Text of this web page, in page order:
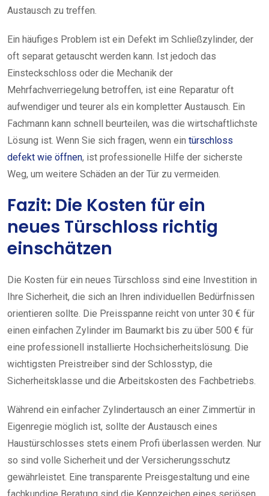
Austausch zu treffen.
Ein häufiges Problem ist ein Defekt im Schließzylinder, der
oft separat getauscht werden kann. Ist jedoch das
Einsteckschloss oder die Mechanik der
Mehrfachverriegelung betroffen, ist eine Reparatur oft
aufwendiger und teurer als ein kompletter Austausch. Ein
Fachmann kann schnell beurteilen, was die wirtschaftlichste
Lösung ist. Wenn Sie sich fragen, wenn ein türschloss
defekt wie öffnen, ist professionelle Hilfe der sicherste
Weg, um weitere Schäden an der Tür zu vermeiden.
Fazit: Die Kosten für ein
neues Türschloss richtig
einschätzen
Die Kosten für ein neues Türschloss sind eine Investition in
Ihre Sicherheit, die sich an Ihren individuellen Bedürfnissen
orientieren sollte. Die Preisspanne reicht von unter 30 € für
einen einfachen Zylinder im Baumarkt bis zu über 500 € für
eine professionell installierte Hochsicherheitslösung. Die
wichtigsten Preistreiber sind der Schlosstyp, die
Sicherheitsklasse und die Arbeitskosten des Fachbetriebs.
Während ein einfacher Zylindertausch an einer Zimmertür in
Eigenregie möglich ist, sollte der Austausch eines
Haustürschlosses stets einem Profi überlassen werden. Nur
so sind volle Sicherheit und der Versicherungsschutz
gewährleistet. Eine transparente Preisgestaltung und eine